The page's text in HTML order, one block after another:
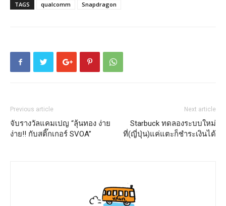
TAGS qualcomm Snapdragon
Previous article
จับรางวัลแคมเปญ “ลุ้นทอง ง่าย
ง่าย!! กับสติ๊กเกอร์ SVOA”
Next article
Starbuck ทดลองระบบใหม่
ที่(ญี่ปุ่น)แค่แตะก็ชำระเงินได้